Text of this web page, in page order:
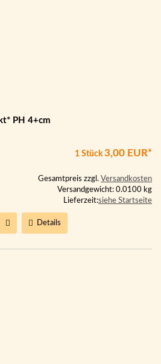
PH 4+cm
1 Stück 3,00 EUR*
Gesamtpreis zzgl. Versandkosten
Versandgewicht: 0.0100 kg
Lieferzeit:siehe Startseite
Details